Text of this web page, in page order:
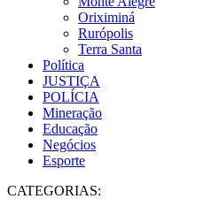
Oriximiná
Rurópolis
Terra Santa
Política
JUSTIÇA
POLÍCIA
Mineração
Educação
Negócios
Esporte
CATEGORIAS: